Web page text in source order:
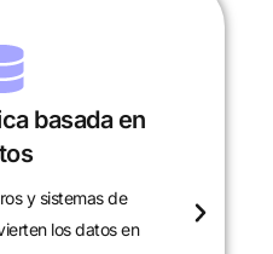
basada en
y sistemas de
los datos en